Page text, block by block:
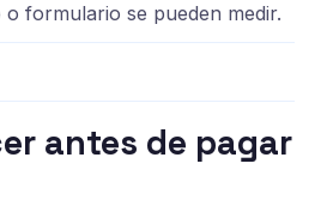
o formulario se pueden medir.
antes de pagar